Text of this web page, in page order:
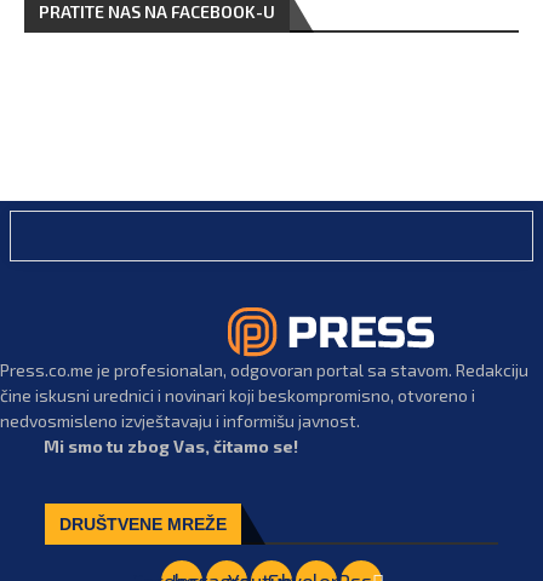
PRATITE NAS NA FACEBOOK-U
Press.co.me je profesionalan, odgovoran portal sa stavom. Redakciju
čine iskusni urednici i novinari koji beskompromisno, otvoreno i
nedvosmisleno izvještavaju i informišu javnost.
Mi smo tu zbog Vas, čitamo se!
DRUŠTVENE MREŽE